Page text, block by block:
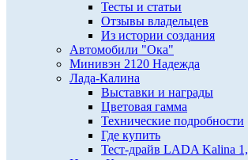
Тесты и статьи
Отзывы владельцев
Из истории создания
Автомобили "Ока"
Минивэн 2120 Надежда
Лада-Калина
Выставки и награды
Цветовая гамма
Технические подробности
Где купить
Тест-драйв LADA Kalina